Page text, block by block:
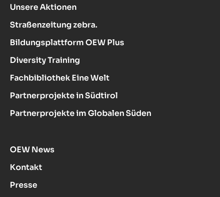
Unsere Aktionen
Straßenzeitung zebra.
Bildungsplattform OEW Plus
Diversity Training
Fachbibliothek Eine Welt
Partnerprojekte in Südtirol
Partnerprojekte im Globalen Süden
OEW News
Kontakt
Presse